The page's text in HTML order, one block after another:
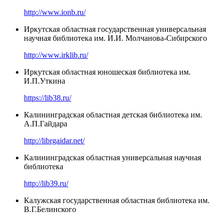
http://www.ionb.ru/
Иркутская областная государственная универсальная
научная библиотека им. И.И. Молчанова-Сибирского
http://www.irklib.ru/
Иркутская областная юношеская библиотека им.
И.П.Уткина
https://lib38.ru/
Калининградская областная детская библиотека им.
А.П.Гайдара
http://librgaidar.net/
Калининградская областная универсальная научная
библиотека
http://lib39.ru/
Калужская государственная областная библиотека им.
В.Г.Белинского